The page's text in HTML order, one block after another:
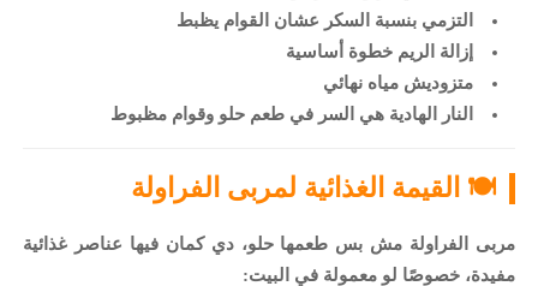
التزمي بنسبة السكر عشان القوام يظبط
إزالة الريم خطوة أساسية
متزوديش مياه نهائي
النار الهادية هي السر في طعم حلو وقوام مظبوط
🍽️ القيمة الغذائية لمربى الفراولة
مربى الفراولة مش بس طعمها حلو، دي كمان فيها عناصر غذائية
مفيدة، خصوصًا لو معمولة في البيت: